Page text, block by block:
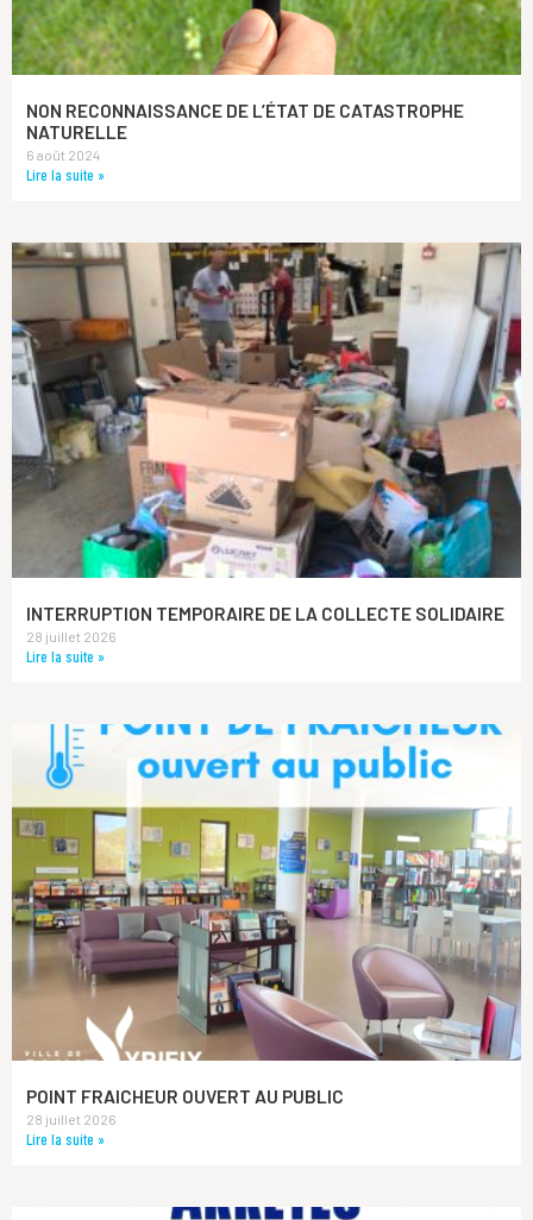
NON RECONNAISSANCE DE L’ÉTAT DE CATASTROPHE
NATURELLE
6 août 2024
Lire la suite »
INTERRUPTION TEMPORAIRE DE LA COLLECTE SOLIDAIRE
28 juillet 2026
Lire la suite »
POINT FRAICHEUR OUVERT AU PUBLIC
28 juillet 2026
Lire la suite »